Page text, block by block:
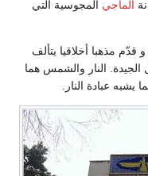
الماجي المجوسية التي
قدّم مذهبا أخلاقيا يتألف
النار والشمس هما
يشبه عبادة النار.